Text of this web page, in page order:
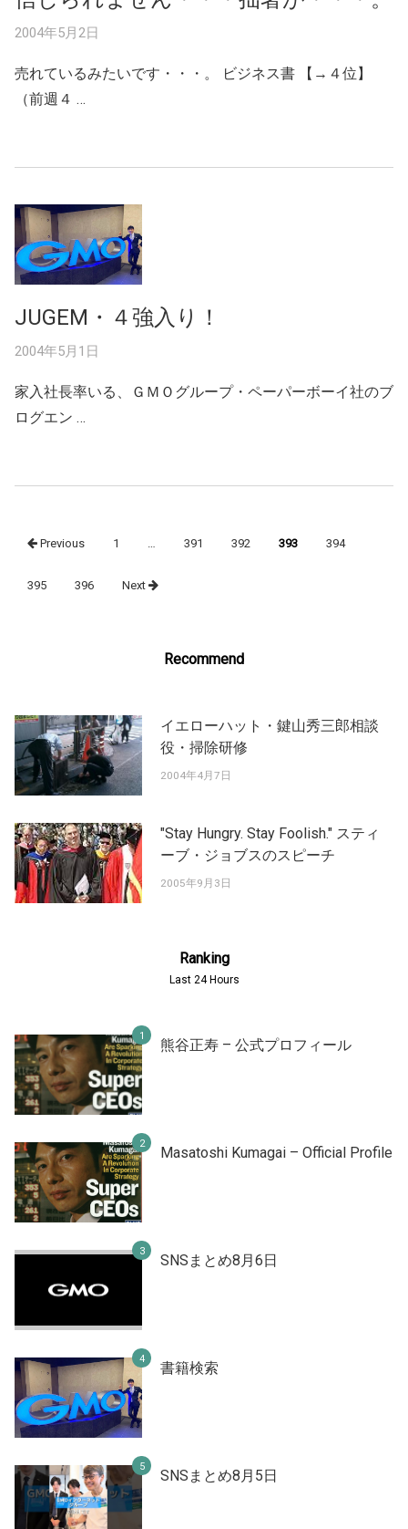
2004年5月2日
売れているみたいです・・・。 ビジネス書 【→４位】
（前週４ …
JUGEM・４強入り！
2004年5月1日
家入社長率いる、ＧＭＯグループ・ペーパーボーイ社のブ
ログエン …
navigation
Previous 1 391 392 393 394
395 396 Next
Recommend
イエローハット・鍵山秀三郎相談
役・掃除研修
2004年4月7日
"Stay Hungry. Stay Foolish." スティ
ーブ・ジョブスのスピーチ
2005年9月3日
Ranking
Last 24 Hours
熊谷正寿 – 公式プロフィール
Masatoshi Kumagai – Official Profile
SNSまとめ8月6日
書籍検索
SNSまとめ8月5日